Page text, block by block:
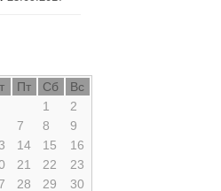
Пт Сб
Вс
1
2
7 8
9
14 15
16
21 22
23
28 29
30